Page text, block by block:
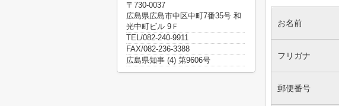
お名前
フリガナ
郵便番号
〒730-0037
広島県広島市中区中町7番35号 和
光中町ビル 9Ｆ
TEL/082-240-9911
FAX/082-236-3388
広島県知事 (4) 第9606号